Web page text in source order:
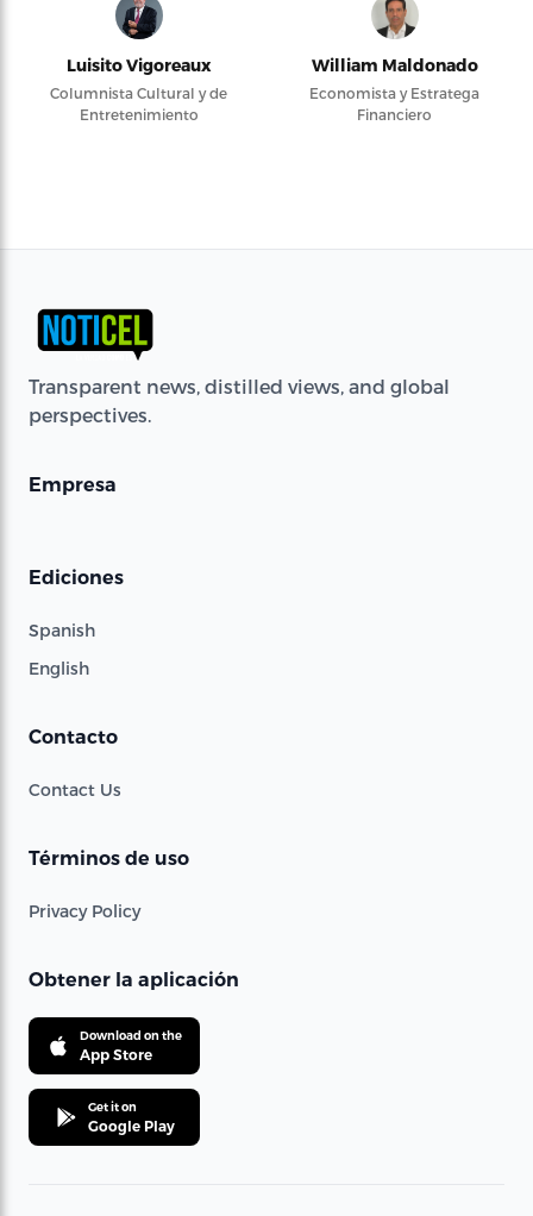
Luisito Vigoreaux
Columnista Cultural y de
Entretenimiento
William Maldonado
Economista y Estratega
Financiero
Transparent news, distilled views, and global
perspectives.
Empresa
Ediciones
Spanish
English
Contacto
Contact Us
Términos de uso
Privacy Policy
Obtener la aplicación
Download on the
App Store
Get it on
Google Play